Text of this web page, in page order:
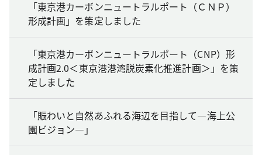
「東京港カーボンニュートラルポート（ＣＮＰ）
形成計画」を策定しました
「東京港カーボンニュートラルポート（CNP）形
成計画2.0＜東京港港湾脱炭素化推進計画＞」を策
定しました
「賑わいと自然あふれる海辺を目指して―海上公
園ビジョン―」